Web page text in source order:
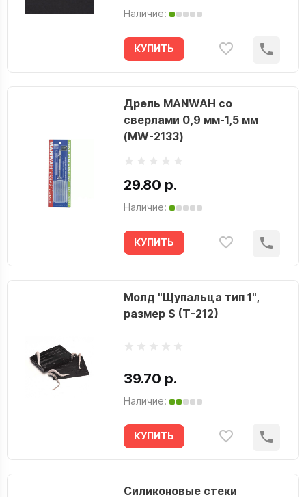
Наличие:
КУПИТЬ
Дрель MANWAH со
сверлами 0,9 мм-1,5 мм
(MW-2133)
29.80 р.
Наличие:
КУПИТЬ
Молд "Щупальца тип 1",
размер S (T-212)
39.70 р.
Наличие:
КУПИТЬ
Силиконовые стеки